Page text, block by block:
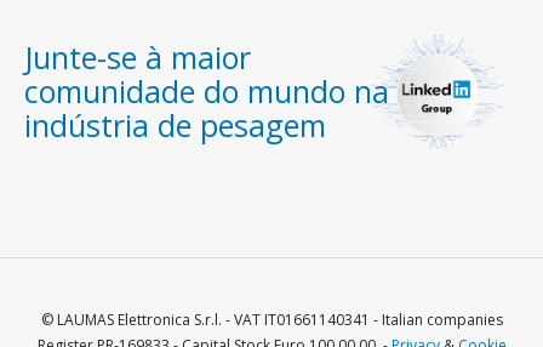
Junte-se à maior
comunidade do mundo na
indústria de pesagem
© LAUMAS Elettronica S.r.l. - VAT IT01661140341 - Italian companies